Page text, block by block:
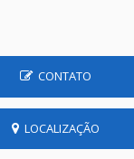
CONTATO
LOCALIZAÇÃO